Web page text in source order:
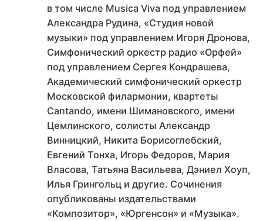
в том числе Musica Viva под управлением
Александра Рудина, «Студия новой
музыки» под управлением Игоря Дронова,
Симфонический оркестр радио «Орфей»
под управлением Сергея Кондрашева,
Академический симфонический оркестр
Московской филармонии, квартеты
Cantando, имени Шимановского, имени
Цемлинского, солисты Александр
Винницкий, Никита Борисоглебский,
Евгений Тонха, Игорь Федоров, Мария
Власова, Татьяна Васильева, Дэниел Хоуп,
Илья Грингольц и другие. Сочинения
опубликованы издательствами
«Композитор», «Юргенсон» и «Музыка».